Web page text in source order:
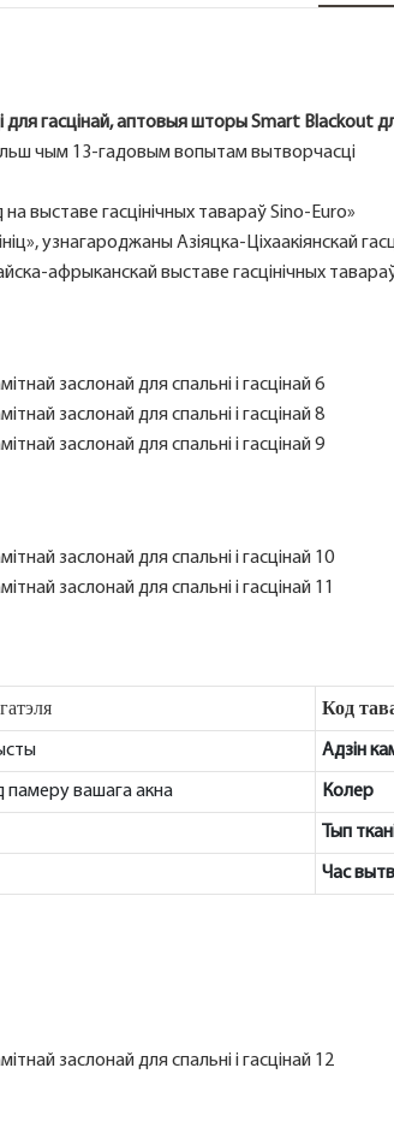
гасцінай, аптовыя шторы Smart Blackout
чым 13-гадовым вопытам вытворчасці
выставе гасцінічных тавараў Sino-Euro»
узнагароджаны Азіяцка-Ціхаакіянскай
афрыканскай выставе гасцінічных
Код
Адзін
памеру вашага акна Колер
Тып
Час